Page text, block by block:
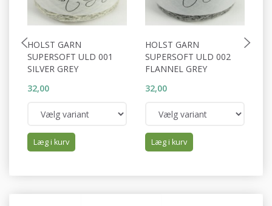
HOLST GARN
SUPERSOFT ULD 001
SILVER GREY
32,00
Læg i kurv
HOLST GARN
SUPERSOFT ULD 002
FLANNEL GREY
32,00
Læg i kurv